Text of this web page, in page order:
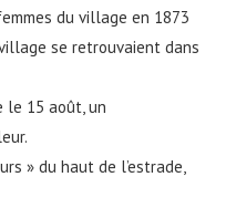
du village en 1873
se retrouvaient dans
le 15 août, un
» du haut de l’estrade,